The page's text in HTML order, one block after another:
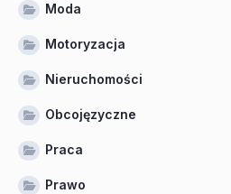
Moda
Motoryzacja
Nieruchomości
Obcojęzyczne
Praca
Prawo